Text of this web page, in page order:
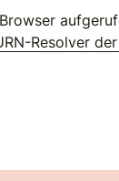
Resolver